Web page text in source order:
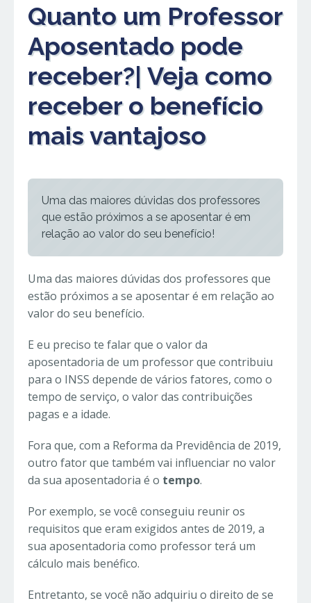
Quanto um Professor
Aposentado pode
receber?| Veja como
receber o benefício
mais vantajoso
Uma das maiores dúvidas dos professores
que estão próximos a se aposentar é em
relação ao valor do seu benefício!
Uma das maiores dúvidas dos professores que
estão próximos a se aposentar é em relação ao
valor do seu benefício.
E eu preciso te falar que o valor da
aposentadoria de um professor que contribuiu
para o INSS depende de vários fatores, como o
tempo de serviço, o valor das contribuições
pagas e a idade.
Fora que, com a Reforma da Previdência de 2019,
outro fator que também vai influenciar no valor
da sua aposentadoria é o tempo.
Por exemplo, se você conseguiu reunir os
requisitos que eram exigidos antes de 2019, a
sua aposentadoria como professor terá um
cálculo mais benéfico.
Entretanto, se você não adquiriu o direito de se